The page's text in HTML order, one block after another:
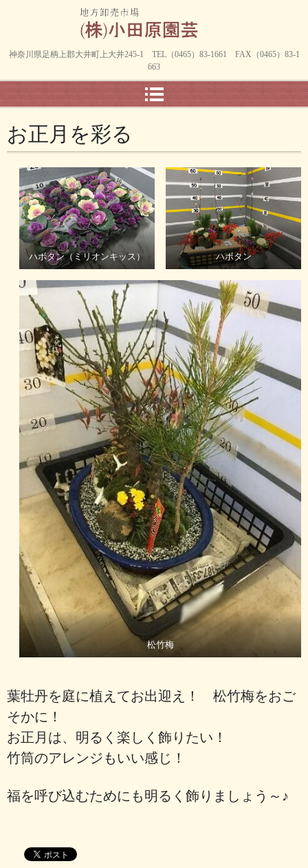
神奈川県足柄上郡大井町上大井245-1 TEL（0465）83-1661 FAX（0465）83-1
663
お正月を彩る
ハボタン（ミリオンキッス） ハボタン
松竹梅
葉牡丹を庭に植えてお出迎え！ 松竹梅をおご
そかに！
お正月は、明るく楽しく飾りたい！
竹筒のアレンジもいい感じ！
福を呼び込むためにも明るく飾りましょう～♪